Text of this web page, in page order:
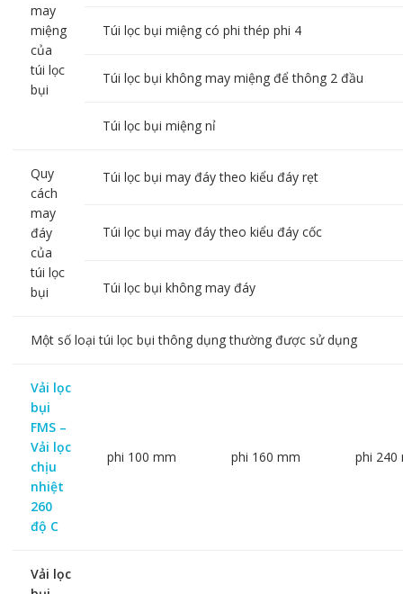
may
miệng
của
túi lọc
bụi
Túi lọc bụi miệng có phi thép phi 4
Túi lọc bụi không may miệng để thông 2 đầu
Túi lọc bụi miệng nỉ
Quy
cách
may
đáy
của
túi lọc
bụi
Túi lọc bụi may đáy theo kiểu đáy rẹt
Túi lọc bụi may đáy theo kiểu đáy cốc
Túi lọc bụi không may đáy
Một số loại túi lọc bụi thông dụng thường được sử dụng
Vải lọc
bụi
FMS –
Vải lọc
chịu
nhiệt
260
độ C
phi 100 mm phi 160 mm phi 240
Vải lọc